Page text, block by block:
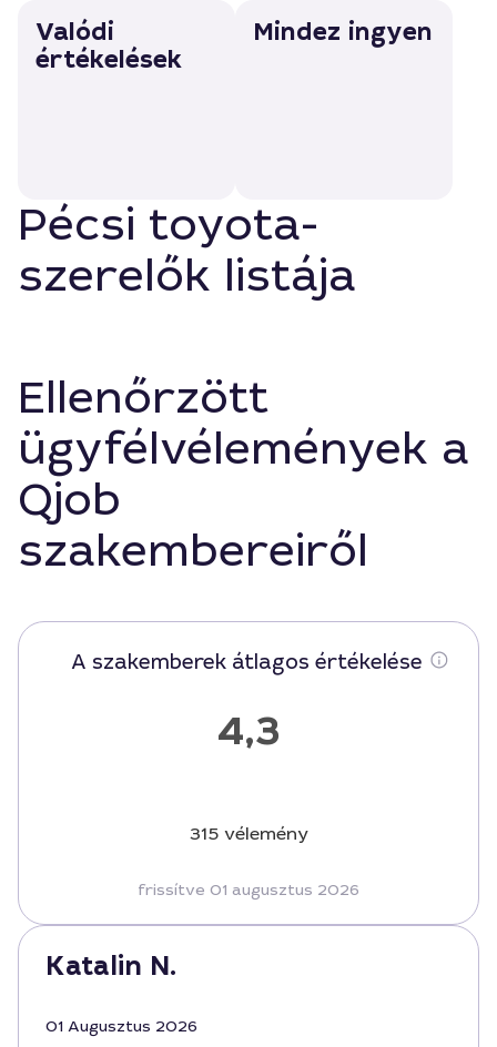
Valódi
értékelések
Mindez ingyen
Pécsi toyota-
szerelők listája
Ellenőrzött
ügyfélvélemények a
Qjob
szakembereiről
A szakemberek átlagos értékelése
4,3
315 vélemény
frissítve 01 augusztus 2026
Katalin N.
01 Augusztus 2026